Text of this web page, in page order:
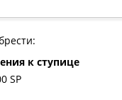
к ступице
SP